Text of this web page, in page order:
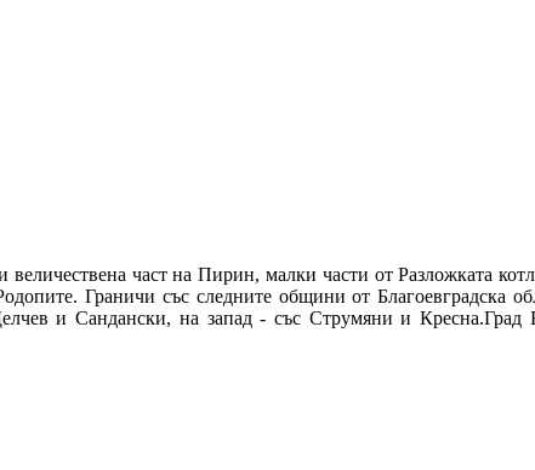
величествена част на Пирин, малки части от Разложката
Граничи със следните общини от Благоевградска
и Сандански, на запад - със Струмяни и Кресна.Град